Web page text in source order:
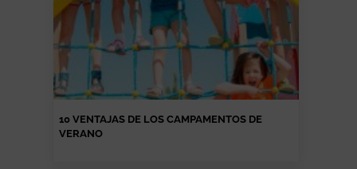
10 VENTAJAS DE LOS CAMPAMENTOS DE
VERANO